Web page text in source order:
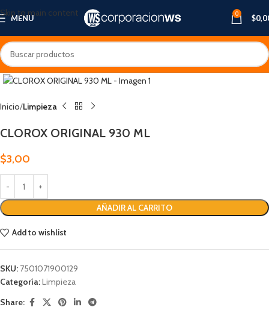
Skip to main content
MENU 0 $
Inicio Limpieza
CLOROX ORIGINAL 930 ML
$3,00
AÑADIR AL CARRITO
Add to wishlist
SKU: 7501071900129
Categoría:Limpieza
Share: